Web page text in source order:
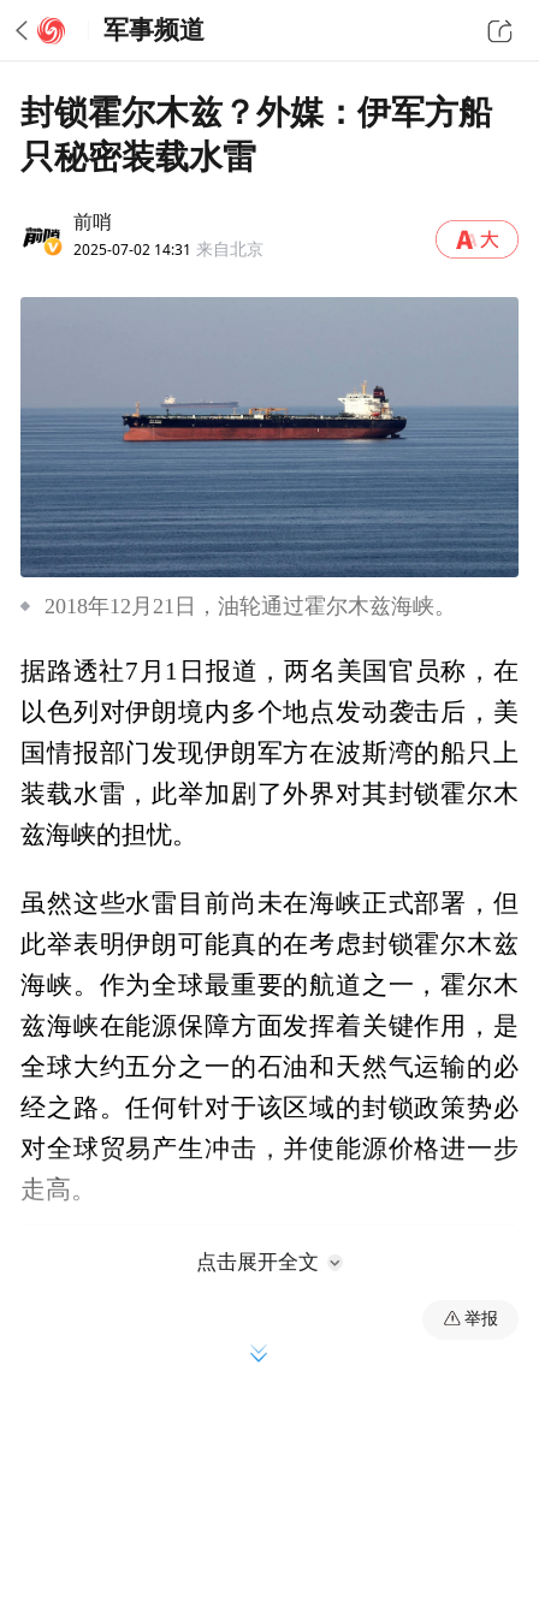
军事频道
封锁霍尔木兹？外媒：伊军方船
只秘密装载水雷
前哨
2025-07-02 14:31 来自北京
2018年12月21日，油轮通过霍尔木兹海峡。
据路透社7月1日报道，两名美国官员称，在
以色列对伊朗境内多个地点发动袭击后，美
国情报部门发现伊朗军方在波斯湾的船只上
装载水雷，此举加剧了外界对其封锁霍尔木
兹海峡的担忧。
虽然这些水雷目前尚未在海峡正式部署，但
此举表明伊朗可能真的在考虑封锁霍尔木兹
海峡。作为全球最重要的航道之一，霍尔木
兹海峡在能源保障方面发挥着关键作用，是
全球大约五分之一的石油和天然气运输的必
经之路。任何针对于该区域的封锁政策势必
对全球贸易产生冲击，并使能源价格进一步
走高。
点击展开全文
举报